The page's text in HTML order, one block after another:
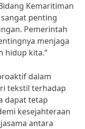
Kemaritiman
penting
Pemerintah
menjaga
hidup kita.”
dalam
tekstil terhadap
dapat tetap
kesejahteraan
antara